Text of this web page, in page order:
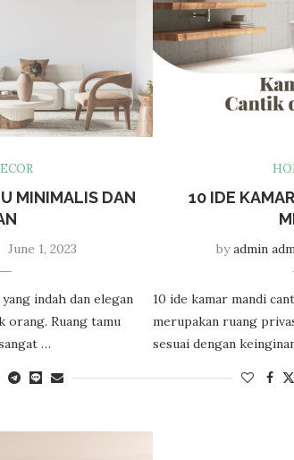
MINIMALIS DAN
June 1, 2023
indah dan elegan
orang. Ruang tamu
…
10 IDE
byadmin
10 ide kamar mandi
merupakan ruang
sesuai dengan